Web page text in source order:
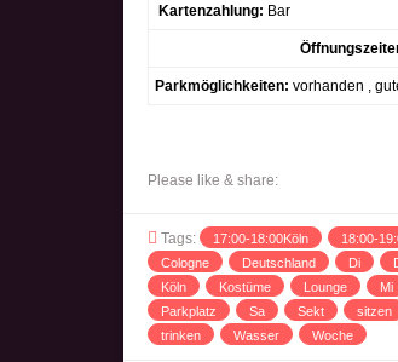
Kartenzahlung: Bar
Parkmöglichkeiten: vorhanden ,
Please like & share:
Tags: 17:00-18:00Köln 18:00-
Cologne
Deutschland Di
Köln
Kostüme Lounge Mi
Parkplatz
Sa Sekt sitzen
trinken
Wasser Woche